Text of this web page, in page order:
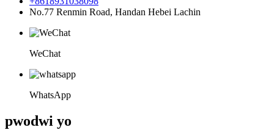
No.77 Renmin Road, Handan Hebei Lachin
WeChat
WhatsApp
pwodwi yo